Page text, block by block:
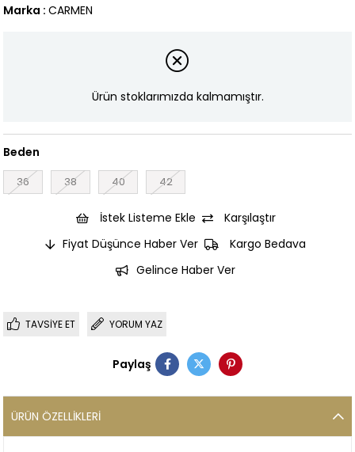
Marka : CARMEN
Ürün stoklarımızda kalmamıştır.
Beden
36 38 40 42
İstek Listeme Ekle
Karşılaştır
Fiyat Düşünce Haber Ver
Kargo Bedava
Gelince Haber Ver
TAVSIYE ET YORUM YAZ
Paylaş
ÜRÜN ÖZELLIKLERI